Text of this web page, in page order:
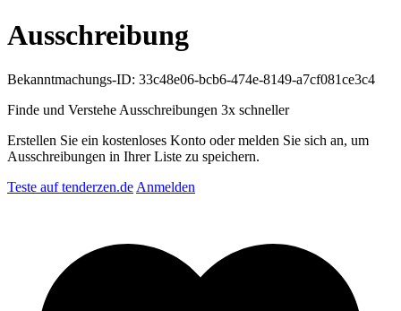
Ausschreibung
Bekanntmachungs-ID: 33c48e06-bcb6-474e-8149-a7cf081ce3c4
Finde und Verstehe Ausschreibungen 3x schneller
Erstellen Sie ein kostenloses Konto oder melden Sie sich an, um
Ausschreibungen in Ihrer Liste zu speichern.
Teste auf tenderzen.de Anmelden